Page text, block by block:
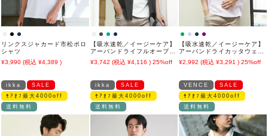
リンクスジャカード市松ポロ
シャツ
3,990
4,389
【吸水速乾／イージーケア】
アーバンドライフルオープン
3,742 4,116 25%off
【吸水速乾／イージーケア】
アーバンドライカッタウェー
ポロシャツ
2,992 3,291 25%off
ikka
SALE
ﾓｱｵﾌ最大4000off
送料無料
ikka
SALE
ﾓｱｵﾌ最大4000off
送料無料
VENCE
SALE
ﾓｱｵﾌ最大4000off
送料無料